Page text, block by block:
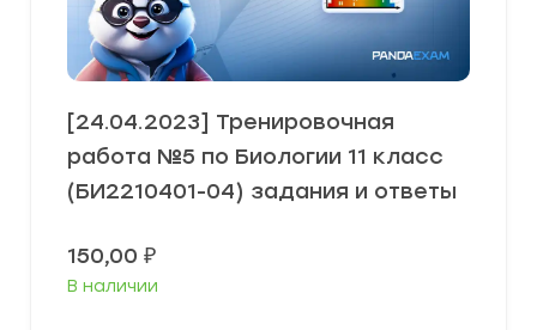
[24.04.2023] Тренировочная
работа №5 по Биологии 11 класс
(БИ2210401-04) задания и ответы
150,00 ₽
В наличии